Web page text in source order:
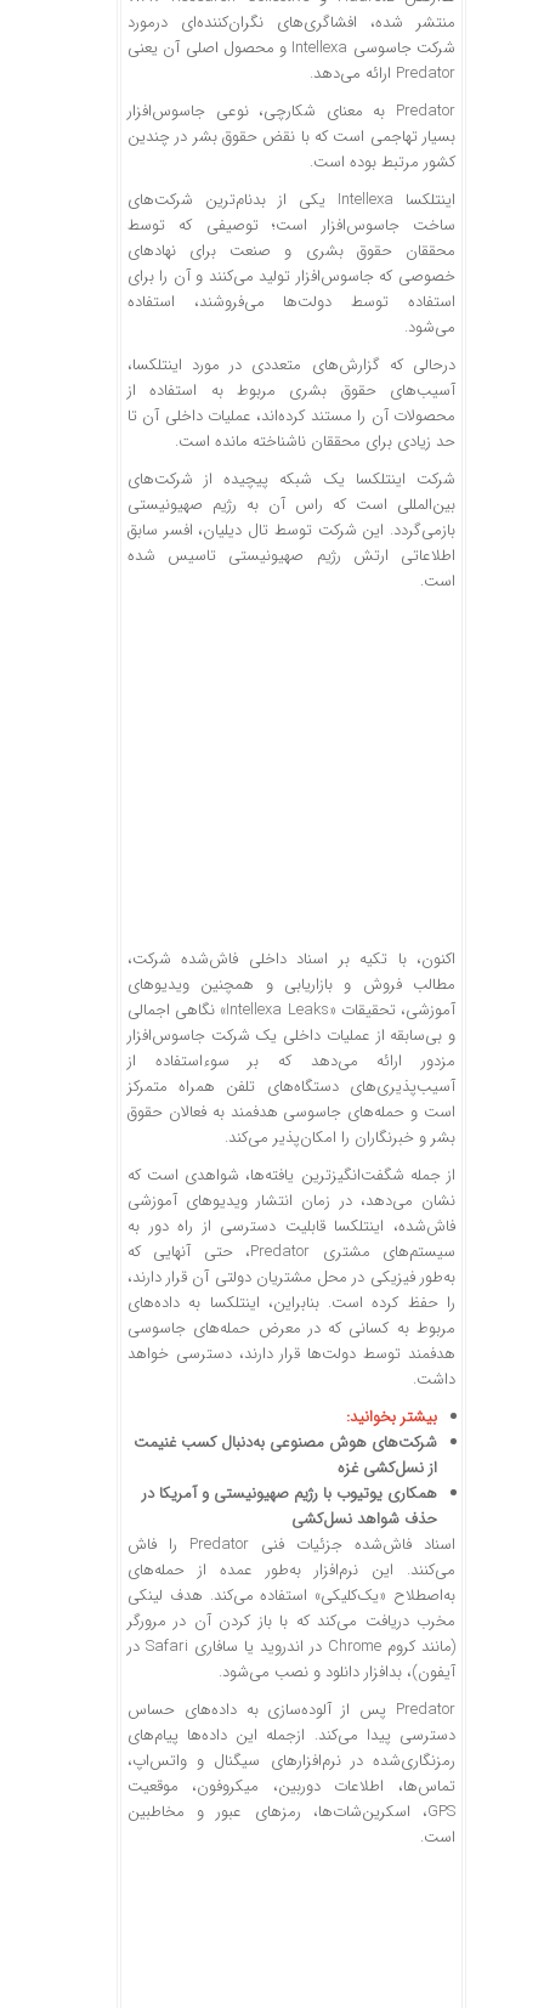
منتشر شده، افشاگری‌های نگران‌کننده‌ای درمورد
شرکت جاسوسی Intellexa و محصول اصلی آن یعنی
Predator ارائه می‌دهد.
Predator به معنای شکارچی، نوعی جاسوس‌افزار
بسیار تهاجمی است که با نقض حقوق بشر در چندین
کشور مرتبط بوده است.
اینتلکسا Intellexa یکی از بدنام‌ترین شرکت‌های
ساخت جاسوس‌افزار است؛ توصیفی که توسط
محققان حقوق بشری و صنعت برای نهاد‌های
خصوصی که جاسوس‌افزار تولید می‌کنند و آن را برای
استفاده توسط دولت‌ها می‌فروشند، استفاده
می‌شود.
درحالی که گزارش‌های متعددی در مورد اینتلکسا،
آسیب‌های حقوق بشری مربوط به استفاده از
محصولات آن را مستند کرده‌اند، عملیات داخلی آن تا
حد زیادی برای محققان ناشناخته مانده است.
شرکت اینتلکسا یک شبکه پیچیده از شرکت‌های
بین‌المللی است که راس آن به رژیم صهیونیستی
بازمی‌گردد. این شرکت توسط تال دیلیان، افسر سابق
اطلاعاتی ارتش رژیم صهیونیستی تاسیس شده
است.
اکنون، با تکیه بر اسناد داخلی فاش‌شده شرکت،
مطالب فروش و بازاریابی و همچنین ویدیو‌های
آموزشی، تحقیقات «Intellexa Leaks» نگاهی اجمالی
و بی‌سابقه از عملیات داخلی یک شرکت جاسوس‌افزار
مزدور ارائه می‌دهد که بر سوءاستفاده از
آسیب‌پذیری‌های دستگاه‌های تلفن همراه متمرکز
است و حمله‌های جاسوسی هدفمند به فعالان حقوق
بشر و خبرنگاران را امکان‌پذیر می‌کند.
از جمله شگفت‌انگیزترین یافته‌ها، شواهدی است که
نشان می‌دهد، در زمان انتشار ویدیو‌های آموزشی
فاش‌شده، اینتلکسا قابلیت دسترسی از راه دور به
سیستم‌های مشتری Predator، حتی آنهایی که
به‌طور فیزیکی در محل مشتریان دولتی آن قرار دارند،
را حفظ کرده است. بنابراین، اینتلکسا به داده‌های
مربوط به کسانی که در معرض حمله‌های جاسوسی
هدفمند توسط دولت‌ها قرار دارند، دسترسی خواهد
داشت.
بیشتر بخوانید:
شرکت‌های هوش مصنوعی به‌دنبال کسب غنیمت
از نسل‌کشی غزه
همکاری یوتیوب با رژیم صهیونیستی و آمریکا در
حذف شواهد نسل‌کشی
اسناد فاش‌شده جزئیات فنی Predator را فاش
می‌کنند. این نرم‌افزار به‌طور عمده از حمله‌های
به‌اصطلاح «یک‌کلیکی» استفاده می‌کند. هدف لینکی
مخرب دریافت می‌کند که با باز کردن آن در مرورگر
(مانند کروم Chrome در اندروید یا سافاری Safari در
آیفون)، بدافزار دانلود و نصب می‌شود.
Predator پس از آلوده‌سازی به داده‌های حساس
دسترسی پیدا می‌کند. ازجمله این داده‌ها پیام‌های
رمزنگاری‌شده در نرم‌افزار‌های سیگنال و واتس‌اپ،
تماس‌ها، اطلاعات دوربین، میکروفون، موقعیت
GPS، اسکرین‌شات‌ها، رمز‌های عبور و مخاطبین
است.